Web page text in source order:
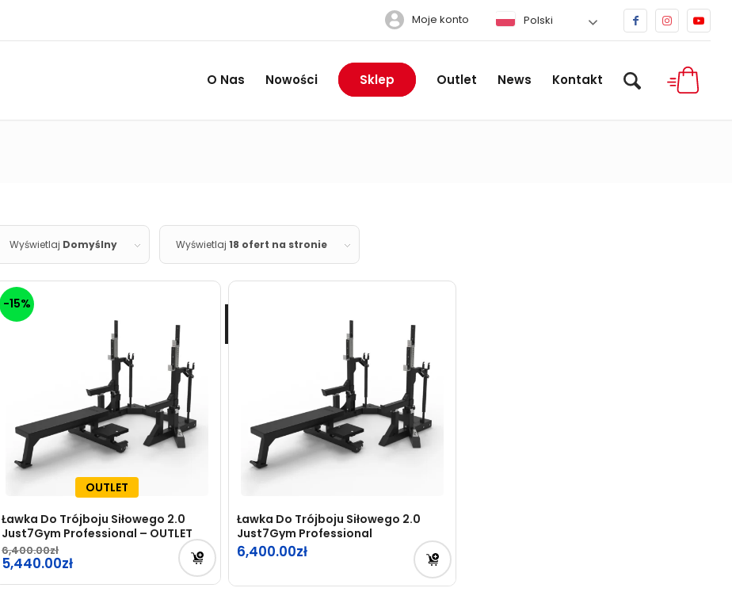
Moje konto Polski
O Nas Nowości Sklep Outlet News Kontakt
Wyświetlaj Domyślny Wyświetlaj 18 ofert na stronie
-15%
Ławka Do Trójboju Siłowego 2.0
Just7Gym Professional – OUTLET
6,400.00
Pierwotna
cena
5,440.00
Aktualna
OUTLET
Ławka Do Trójboju Siłowego 2.0
Just7Gym Professional
6,400.00